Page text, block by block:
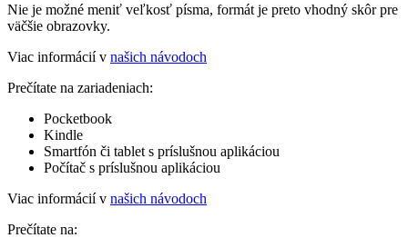
Nie je možné meniť veľkosť písma, formát je preto vhodný skôr pre
väčšie obrazovky.
Viac informácií v našich návodoch
Prečítate na zariadeniach:
Pocketbook
Kindle
Smartfón či tablet s príslušnou aplikáciou
Počítač s príslušnou aplikáciou
Viac informácií v našich návodoch
Prečítate na: